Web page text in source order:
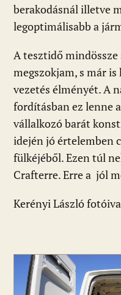
berakodásnál illetve
legoptimálisabb a
A tesztidő mindössze
megszokjam, s már
vezetés élményét. A
fordításban ez lenne
vállalkozó barát
idején jó értelemben
fülkéjéből. Ezen túl
Crafterre. Erre a jól
Kerényi László